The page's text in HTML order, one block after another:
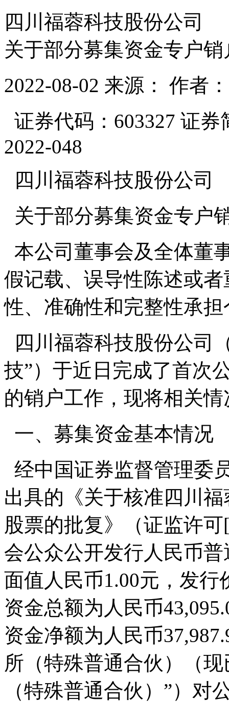
四川福蓉科技股份公司
关于部分募集资金专户
2022-08-02 来源：
作者：
证券代码：603327 证
2022-048
四川福蓉科技股份公司
关于部分募集资金专户
本公司董事会及全体董
假记载、误导性陈述或
性、准确性和完整性承
四川福蓉科技股份公司
技”）于近日完成了首次
的销户工作，现将相关
一、募集资金基本情况
经中国证券监督管理委
出具的《关于核准四川
股票的批复》（证监许
会公众公开发行人民币
面值人民币1.00元，发行
资金总额为人民币
资金净额为人民币
所（特殊普通合伙）（
（特殊普通合伙）”）对